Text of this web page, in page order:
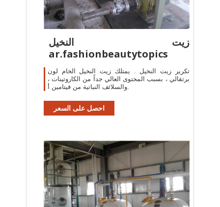
زيت النخيل
ar.fashionbeautytopics
تكرير زيت النخيل . يمتلك زيت النخيل الخام لون
برتقالي ، بسبب المحتوى العالي جداً من الكاروتينات ،
والسلائف النباتية من فيتامين أ.
احصل على السعر